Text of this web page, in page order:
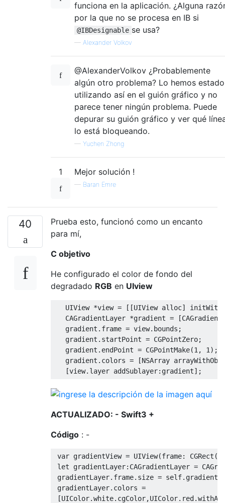
funciona en la aplicación. ¿Alguna
por la que no se procesa en IB si
@IBDesignable se usa?
— Alexander Volkov
@AlexanderVolkov ¿Probablemente
algún otro problema? Lo hemos estado
utilizando así en el guión gráfico y no
parece tener ningún problema. Puede
depurar su guión gráfico y ver qué
lo está bloqueando.
— Yuchen Zhong
1 Mejor solución !
— Baran Emre
40
Prueba esto, funcionó como un encanto
para mí,
C objetivo
He configurado el color de fondo del
degradado RGB en UIview
UIView *view = [[UIView alloc]
CAGradientLayer *gradient = [
   gradient
. frame = view. bounds ;
   gradient
. startPoint = CGPointZero;
   gradient
. endPoint = CGPointMake(1 , 1 );
   gradient
. colors = [NSArray
[view. layer addSublayer: gradient];
ACTUALIZADO: - Swift3 +
Código : -
var gradientView = UIView(frame: CGRect (
let gradientLayer: CAGradientLayer =
gradientLayer. frame. size = self.
gradientLayer. colors =
[UIColor.white. cgColor,UIColor. red .